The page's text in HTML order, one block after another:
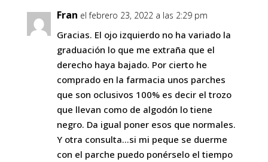
Fran el febrero 23, 2022 a las 2:29 pm
Gracias. El ojo izquierdo no ha variado la
graduación lo que me extraña que el
derecho haya bajado. Por cierto he
comprado en la farmacia unos parches
que son oclusivos 100% es decir el trozo
que llevan como de algodón lo tiene
negro. Da igual poner esos que normales.
Y otra consulta…si mi peque se duerme
con el parche puedo ponérselo el tiempo